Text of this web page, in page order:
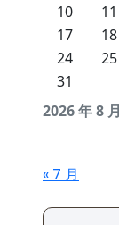
2026 年 8 月
10
11
17
18
24
25
31
« 7 月